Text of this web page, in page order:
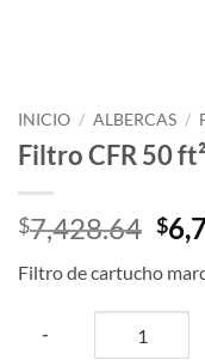
INICIO / ALBERCAS /
Filtro CFR 50 ft²
$7,428.64 El
era:
$
Filtro de cartucho
-